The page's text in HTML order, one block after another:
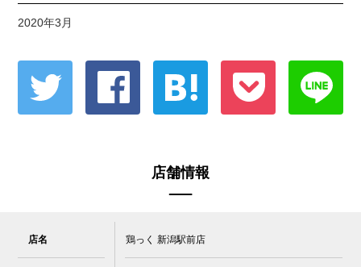
2020年3月
店舗情報
店名 鶏っく 新潟駅前店